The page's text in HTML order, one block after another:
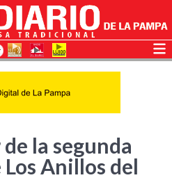
la segunda
Anillos del